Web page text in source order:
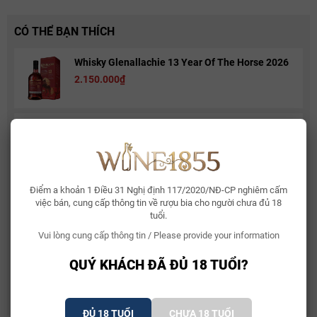
Điểm a khoản 1 Điều 31 Nghị định 117/2020/NĐ-CP nghiêm cấm
việc bán, cung cấp thông tin về rượu bia cho người chưa đủ 18
tuổi.
Vui lòng cung cấp thông tin / Please provide your information
QUÝ KHÁCH ĐÃ ĐỦ 18 TUỔI?
ĐỦ 18 TUỔI CHƯA 18 TUỔI
CÓ THỂ BẠN THÍCH
Whisky Glenallachie 13 Year Of The Horse 2026
2.150.000₫
Rượu Vang Sủi Gemma Di Luna Moscato Vino
Spumante
581.000₫
Rượu Vang Ý Terre Di Mario 17%
490.000₫